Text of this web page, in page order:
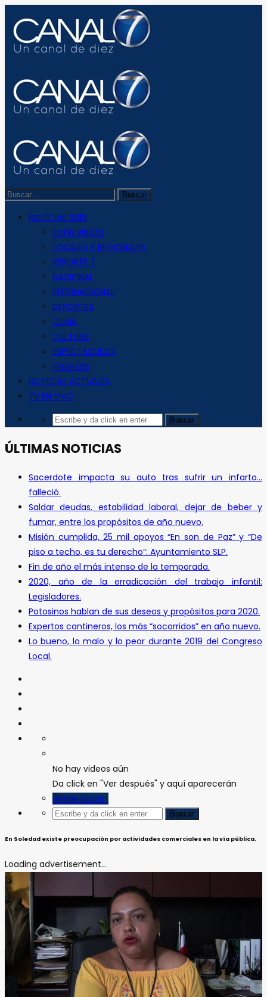
NOTICIAS 2019
ENTREVISTAS
LOCALES Y REGIONALES
REPORTE 7
NACIONAL
INTERNACIONAL
DEPORTES
CLIMA
CULTURA
ESPECTACULOS
FINANZAS
NOTICIAS ACTUALES
TV EN VIVO
ÚLTIMAS NOTICIAS
Sacerdote impacta su auto tras sufrir un infarto…
falleció.
Saldar deudas, estabilidad laboral, dejar de beber y
fumar, entre los propósitos de año nuevo.
Misión cumplida, 25 mil apoyos “En son de Paz” y “De
piso a techo, es tu derecho”: Ayuntamiento SLP.
Fin de año el más intenso de la temporada.
2020, año de la erradicación del trabajo infantil:
Legisladores.
Potosinos hablan de sus deseos y propósitos para 2020.
Expertos cantineros, los más “socorridos” en año nuevo.
Lo bueno, lo malo y lo peor durante 2019 del Congreso
Local.
No hay videos aún
Da click en "Ver después" y aquí aparecerán
Verlos todos
En Soledad existe preocupación por actividades comerciales en la vía pública.
Loading advertisement...